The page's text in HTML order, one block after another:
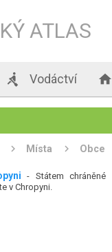
ATLAS
 Vodáctví 
Místa Obce
- Státem chráněné
v Chropyni.